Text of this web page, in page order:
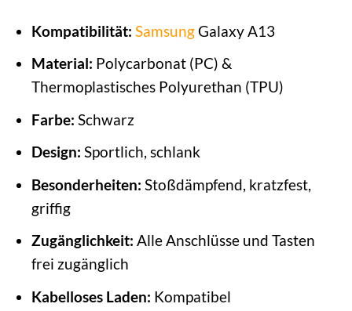
Kompatibilität: SamsungGalaxy A13
Material: Polycarbonat (PC) &
Thermoplastisches Polyurethan (TPU)
Farbe: Schwarz
Design: Sportlich, schlank
Besonderheiten: Stoßdämpfend, kratzfest,
griffig
Zugänglichkeit: Alle Anschlüsse und Tasten
frei zugänglich
Kabelloses Laden: Kompatibel